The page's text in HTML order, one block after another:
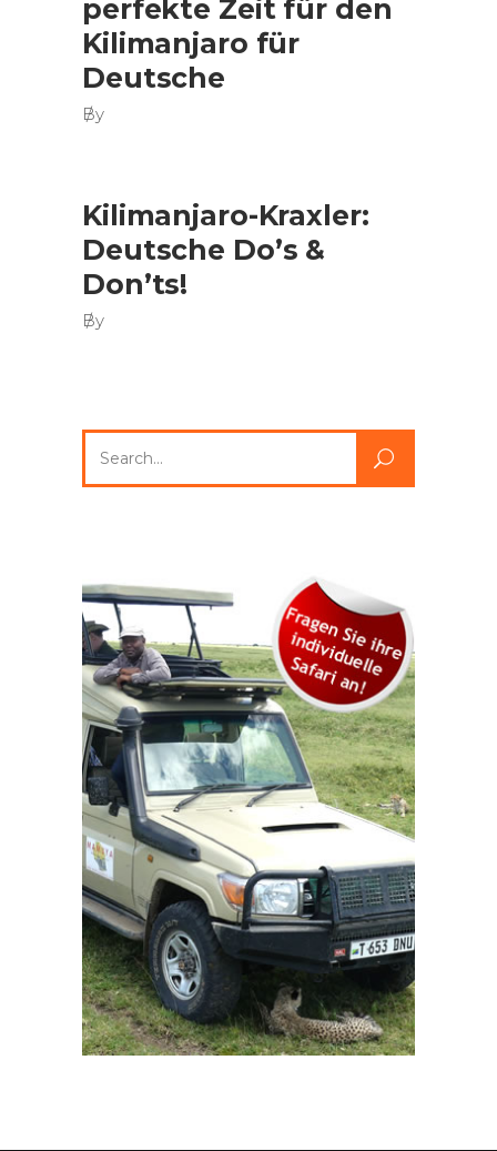
perfekte Zeit für den
Kilimanjaro für
Deutsche
By
Kilimanjaro-Kraxler:
Deutsche Do’s &
Don’ts!
By
for: